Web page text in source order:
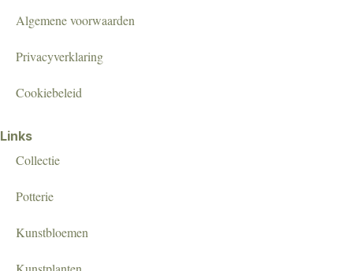
Algemene voorwaarden
Privacyverklaring
Cookiebeleid
Links
Collectie
Potterie
Kunstbloemen